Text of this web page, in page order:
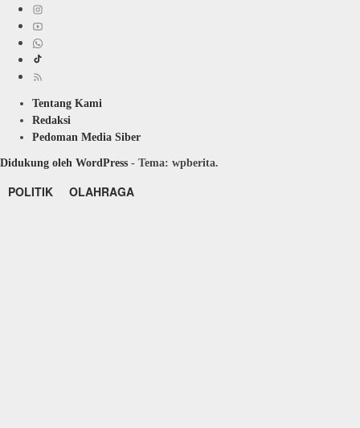
Tentang Kami
Redaksi
Pedoman Media Siber
Didukung oleh WordPress - Tema: wpberita.
POLITIK OLAHRAGA